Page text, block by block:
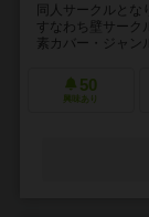
同人サークルと
すなわち壁サーク
素カバー・ジャン
50
興味あり